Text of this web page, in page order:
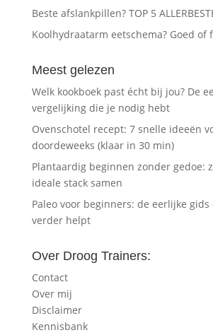
Beste afslankpillen? TOP 5
Koolhydraatarm eetschema? Goed of
Meest gelezen
Welk kookboek past écht bij jou? De
vergelijking die je nodig hebt
Ovenschotel recept: 7 snelle ideeën
doordeweeks (klaar in 30 min)
Plantaardig beginnen zonder gedoe:
ideale stack samen
Paleo voor beginners: de eerlijke gids
verder helpt
Over Droog Trainers:
Contact
Over mij
Disclaimer
Kennisbank